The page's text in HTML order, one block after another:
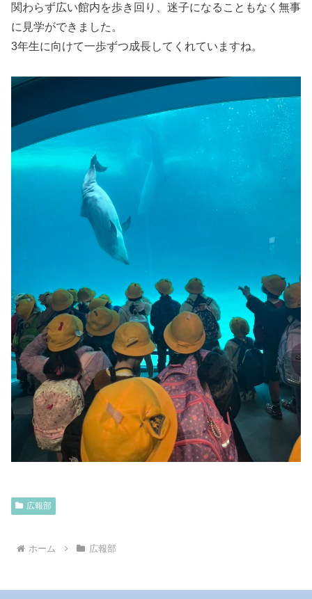
関わらず広い館内を歩き回り、迷子になることもなく無事
に見学ができました。
3年生に向けて一歩ずつ成長してくれていますね。
広報部
ホーム 広報部